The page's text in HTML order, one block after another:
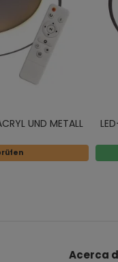
UND METALL
Acerca